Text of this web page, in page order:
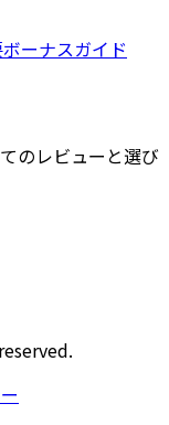
ーナスガイド
のレビューと選び